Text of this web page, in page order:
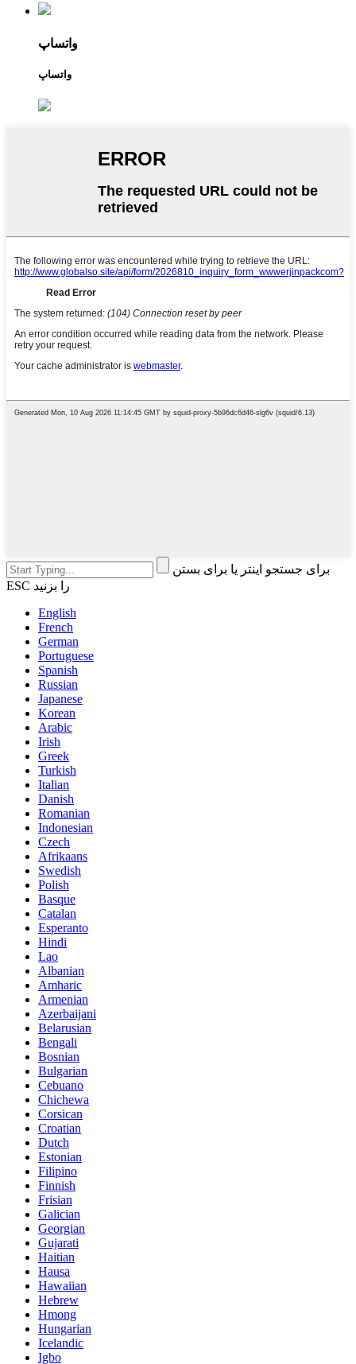
واتساپ
واتساپ
برای جستجو اینتر یا برای بستن
ESC را بزنید
English
French
German
Portuguese
Spanish
Russian
Japanese
Korean
Arabic
Irish
Greek
Turkish
Italian
Danish
Romanian
Indonesian
Czech
Afrikaans
Swedish
Polish
Basque
Catalan
Esperanto
Hindi
Lao
Albanian
Amharic
Armenian
Azerbaijani
Belarusian
Bengali
Bosnian
Bulgarian
Cebuano
Chichewa
Corsican
Croatian
Dutch
Estonian
Filipino
Finnish
Frisian
Galician
Georgian
Gujarati
Haitian
Hausa
Hawaiian
Hebrew
Hmong
Hungarian
Icelandic
Igbo